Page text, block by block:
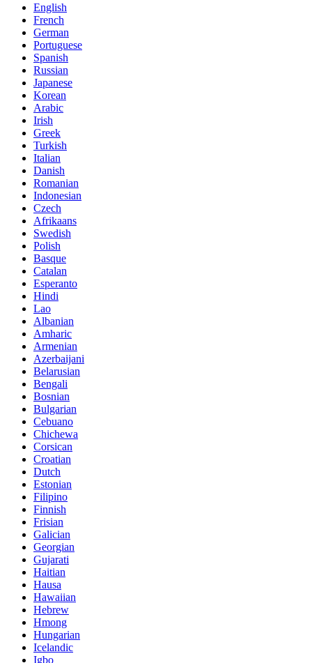
English
French
German
Portuguese
Spanish
Russian
Japanese
Korean
Arabic
Irish
Greek
Turkish
Italian
Danish
Romanian
Indonesian
Czech
Afrikaans
Swedish
Polish
Basque
Catalan
Esperanto
Hindi
Lao
Albanian
Amharic
Armenian
Azerbaijani
Belarusian
Bengali
Bosnian
Bulgarian
Cebuano
Chichewa
Corsican
Croatian
Dutch
Estonian
Filipino
Finnish
Frisian
Galician
Georgian
Gujarati
Haitian
Hausa
Hawaiian
Hebrew
Hmong
Hungarian
Icelandic
Igbo